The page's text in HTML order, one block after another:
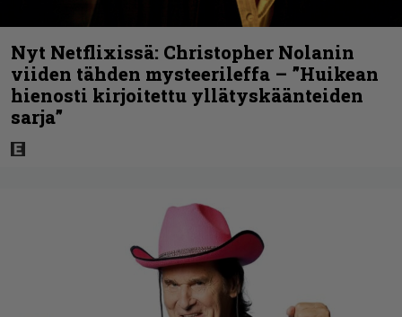
Nyt Netflixissä: Christopher Nolanin
viiden tähden mysteerileffa – ”Huikean
hienosti kirjoitettu yllätyskäänteiden
sarja”